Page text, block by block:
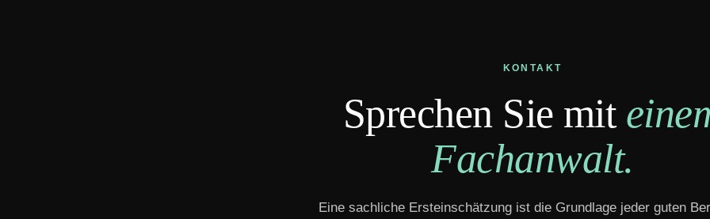
KONTAKT
Sprechen Sie mit
Fachanwalt.
Eine sachliche Ersteinschätzung ist die Grundlage jeder guten